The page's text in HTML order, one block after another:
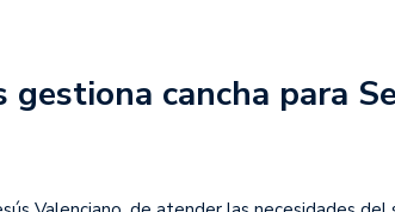
gestiona cancha para